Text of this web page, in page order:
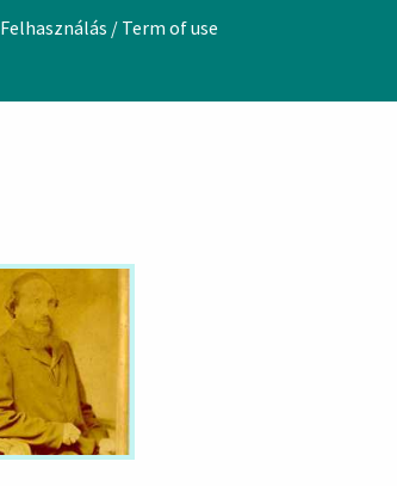
Felhasználás / Term of use